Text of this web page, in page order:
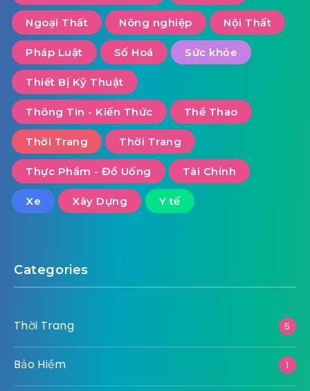
Ngoại Thất Nông nghiệp Nội Thất
Pháp Luật Số Hoá Sức khỏe
Thiết Bị Kỹ Thuật
Thông Tin - Kiến Thức Thể Thao
Thời Trang Thời Trang
Thực Phẩm - Đồ Uống Tài Chính
Xe Xây Dựng Y tế
Categories
Thời Trang 5
Bảo Hiểm 1